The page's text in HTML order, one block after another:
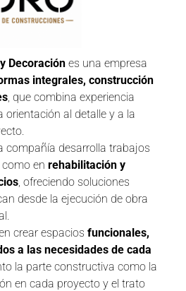
Decoración es una empresa
integrales, construcción
, que combina experiencia
orientación al detalle y a la
compañía desarrolla trabajos
como en rehabilitación y
, ofreciendo soluciones
desde la ejecución de obra
crear espacios funcionales,
a las necesidades de cada
la parte constructiva como la
en cada proyecto y el trato